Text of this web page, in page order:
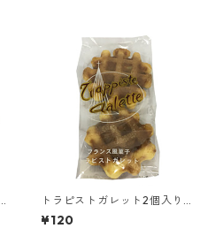
トラピストガレット2個入り／
シトー会 那須トラピスチヌ修
道院
¥120